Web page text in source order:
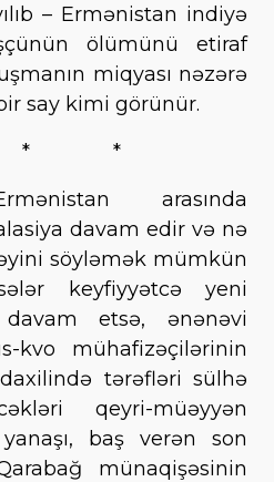
– Ermənistan indiyə
ölümünü etiraf
miqyası nəzərə
say kimi görünür.
*
arasında
davam edir və nə
söyləmək mümkün
keyfiyyətcə yeni
davam etsə, ənənəvi
kvo mühafizəçilərinin
tərəfləri sülhə
qeyri-müəyyən
baş verən son
münaqişəsinin